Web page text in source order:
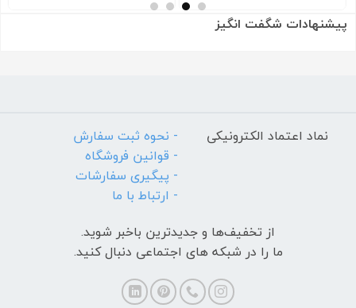
پیشنهادات شگفت انگیز
نماد اعتماد الکترونیکی
- نحوه ثبت سفارش
- قوانین فروشگاه
- پیگیری سفارشات
- ارتباط با ما
از تخفیف‌ها و جدیدترین‌ باخبر شوید.
ما را در شبکه های اجتماعی دنبال کنید.